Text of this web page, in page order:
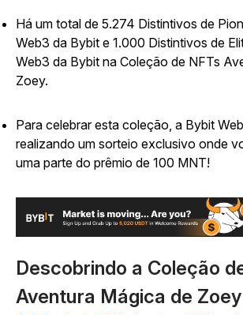
Há um total de 5.274 Distintivos de
Web3 da Bybit e 1.000 Distintivos de
Web3 da Bybit na Coleção de NFTs
Zoey.
Para celebrar esta coleção, a Bybit
realizando um sorteio exclusivo onde
uma parte do prêmio de 100 MNT!
Descobrindo a Coleção
Aventura Mágica de Zoey